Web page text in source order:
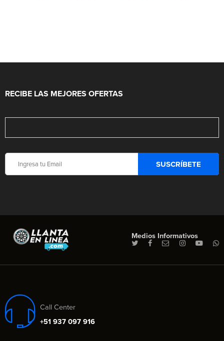
RECIBE LAS MEJORES OFERTAS
Medios Informativos
Call Center
+51 937 097 916